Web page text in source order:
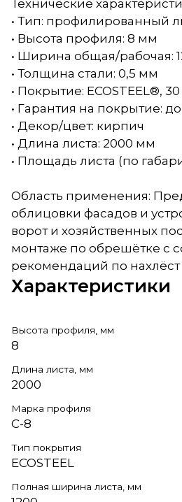
Технические
• Тип: профилированный
• Высота профиля: 8 мм
• Ширина общая/рабочая:
• Толщина стали: 0,5 мм
• Покрытие: ECOSTEEL®,
• Гарантия на покрытие:
• Декор/цвет: кирпич
• Длина листа: 2000 мм
• Площадь листа (по
Область применения:
облицовки фасадов и
ворот и хозяйственных
монтаже по обрешётке с
рекомендаций по нахлёст
Характеристики
Высота профиля, мм
8
Длина листа, мм
2000
Марка профиля
С-8
Тип покрытия
ECOSTEEL
Полная ширина листа, мм